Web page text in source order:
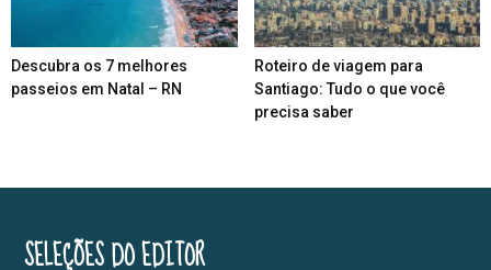
Descubra os 7 melhores
passeios em Natal – RN
Roteiro de viagem para
Santiago: Tudo o que você
precisa saber
SELEÇÕES DO EDITOR